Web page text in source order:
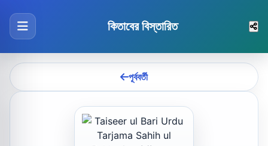
কিতাবের বিস্তারিত
পূর্ববর্তী